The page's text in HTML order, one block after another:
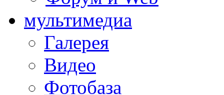
мультимедиа
Галерея
Видео
Фотобаза